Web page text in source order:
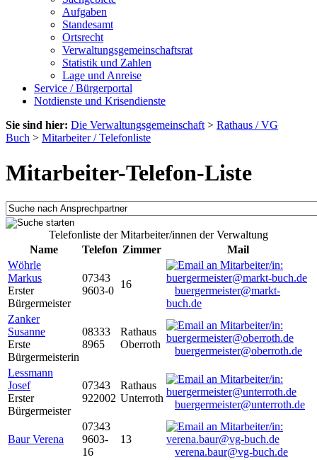
Aufgaben
Standesamt
Ortsrecht
Verwaltungsgemeinschaftsrat
Statistik und Zahlen
Lage und Anreise
Service / Bürgerportal
Notdienste und Krisendienste
Sie sind hier: Die Verwaltungsgemeinschaft > Rathaus / VG
Buch > Mitarbeiter / Telefonliste
Mitarbeiter-Telefon-Liste
Telefonliste der Mitarbeiter/innen der Verwaltung
Name
Telefon Zimmer
Mail
Wöhrle
Markus
Erster
Bürgermeister
07343
9603-0
16
buergermeister@markt-
buch.de
Zanker
Susanne
Erste
Bürgermeisterin
08333
8965
Rathaus
Oberroth
buergermeister@oberroth.de
Lessmann
Josef
Erster
Bürgermeister
07343
922002
Rathaus
Unterroth
buergermeister@unterroth.de
Baur Verena
07343
9603-
16
13
verena.baur@vg-buch.de